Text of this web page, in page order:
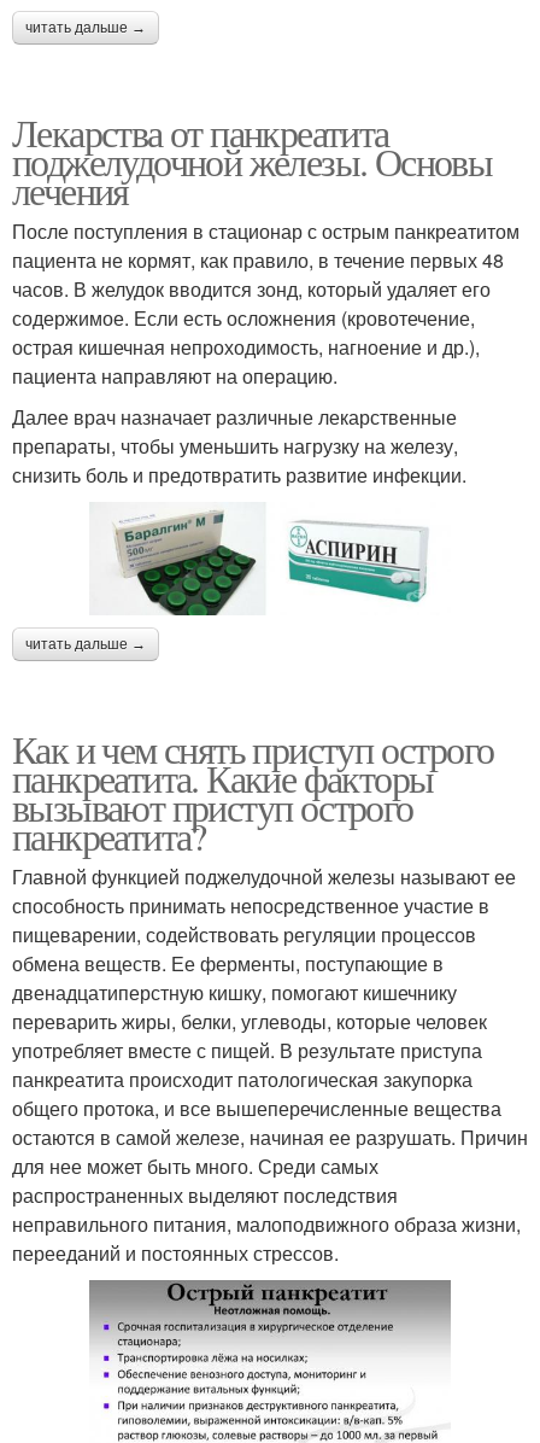
читать дальше →
Лекарства от панкреатита
поджелудочной железы. Основы
лечения
После поступления в стационар с острым панкреатитом
пациента не кормят, как правило, в течение первых 48
часов. В желудок вводится зонд, который удаляет его
содержимое. Если есть осложнения (кровотечение,
острая кишечная непроходимость, нагноение и др.),
пациента направляют на операцию.
Далее врач назначает различные лекарственные
препараты, чтобы уменьшить нагрузку на железу,
снизить боль и предотвратить развитие инфекции.
читать дальше →
Как и чем снять приступ острого
панкреатита. Какие факторы
вызывают приступ острого
панкреатита?
Главной функцией поджелудочной железы называют ее
способность принимать непосредственное участие в
пищеварении, содействовать регуляции процессов
обмена веществ. Ее ферменты, поступающие в
двенадцатиперстную кишку, помогают кишечнику
переварить жиры, белки, углеводы, которые человек
употребляет вместе с пищей. В результате приступа
панкреатита происходит патологическая закупорка
общего протока, и все вышеперечисленные вещества
остаются в самой железе, начиная ее разрушать. Причин
для нее может быть много. Среди самых
распространенных выделяют последствия
неправильного питания, малоподвижного образа жизни,
перееданий и постоянных стрессов.